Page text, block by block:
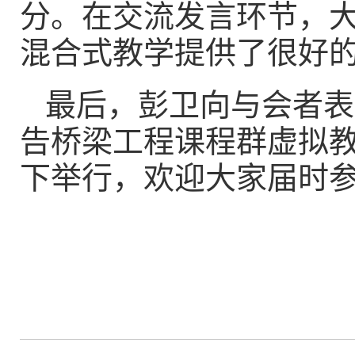
分。在交流发言环节，
混合式教学提供了很好
最后，彭卫向与会者
告桥梁工程课程群虚拟
下举行，欢迎大家届时